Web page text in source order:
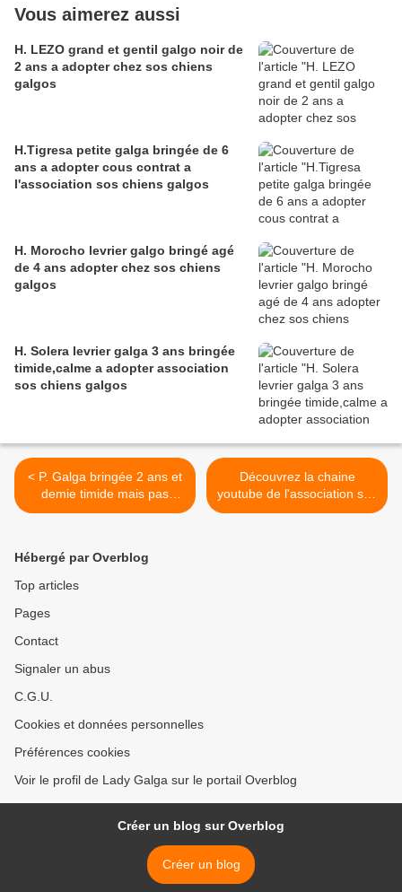
Vous aimerez aussi
H. LEZO grand et gentil galgo noir de
2 ans a adopter chez sos chiens
galgos
H.Tigresa petite galga bringée de 6
ans a adopter cous contrat a
l'association sos chiens galgos
H. Morocho levrier galgo bringé agé
de 4 ans adopter chez sos chiens
galgos
H. Solera levrier galga 3 ans bringée
timide,calme a adopter association
sos chiens galgos
< P. Galga bringée 2 ans et
demie timide mais pas
craintive a l'adoption chez
Découvrez la chaine
youtube de l'association sos
chiens galgos: LadyGalga1
Hébergé par Overblog
Top articles
Pages
Contact
Signaler un abus
C.G.U.
Cookies et données personnelles
Préférences cookies
Voir le profil de Lady Galga sur le portail Overblog
Créer un blog sur Overblog
Créer un blog